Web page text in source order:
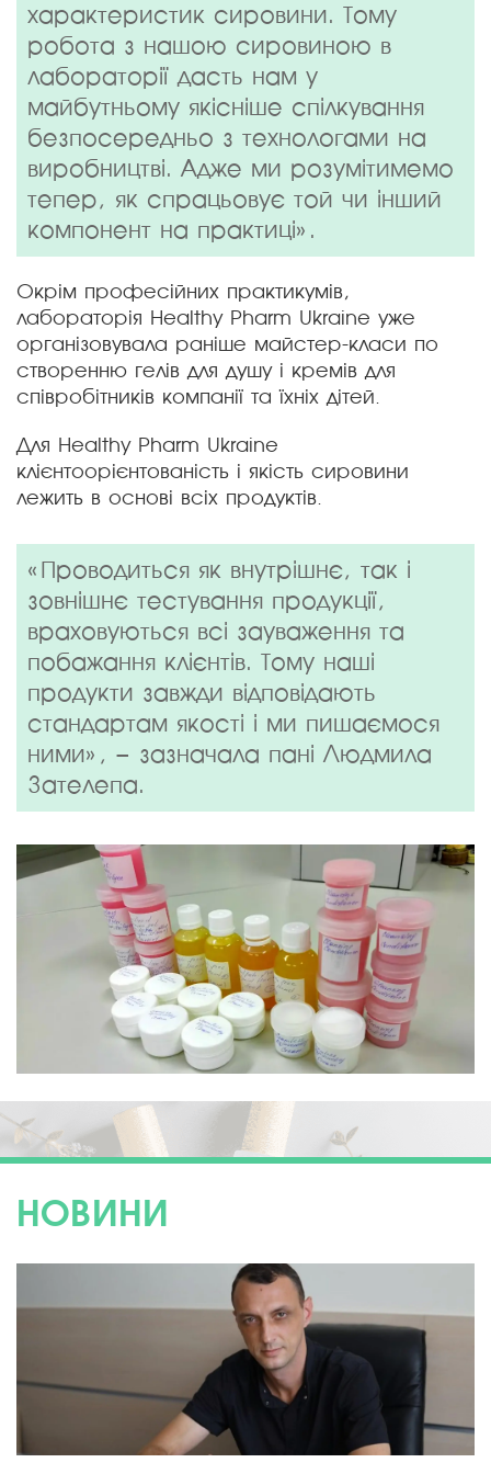
характеристик сировини. Тому
робота з нашою сировиною в
лабораторії дасть нам у
майбутньому якісніше спілкування
безпосередньо з технологами на
виробництві. Адже ми розумітимемо
тепер, як спрацьовує той чи інший
компонент на практиці».
Окрім професійних практикумів,
лабораторія Healthy Pharm Ukraine уже
організовувала раніше майстер-класи по
створенню гелів для душу і кремів для
співробітників компанії та їхніх дітей.
Для Healthy Pharm Ukraine
клієнтоорієнтованість і якість сировини
лежить в основі всіх продуктів.
«Проводиться як внутрішнє, так і
зовнішнє тестування продукції,
враховуються всі зауваження та
побажання клієнтів. Тому наші
продукти завжди відповідають
стандартам якості і ми пишаємося
ними», – зазначала пані Людмила
Зателепа.
НОВИНИ